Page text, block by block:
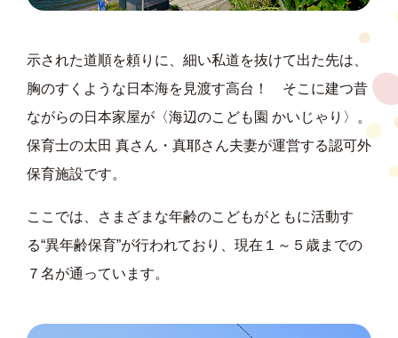
示された道順を頼りに、細い私道を抜けて出た先は、
胸のすくような日本海を見渡す高台！ そこに建つ昔
ながらの日本家屋が〈海辺のこども園 かいじゃり〉。
保育士の太田 真さん・真耶さん夫妻が運営する認可外
保育施設です。
ここでは、さまざまな年齢のこどもがともに活動す
る“異年齢保育”が行われており、現在１～５歳までの
７名が通っています。